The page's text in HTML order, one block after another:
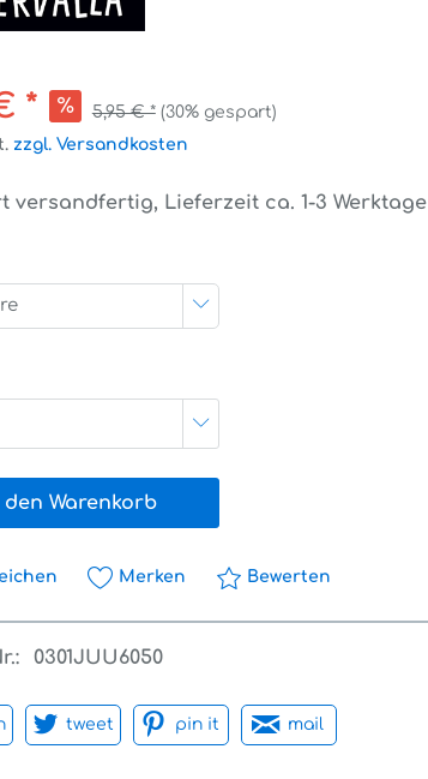
* 5,95 € * (30% gespart)
zzgl. Versandkosten
versandfertig, Lieferzeit ca. 1-3 Werktage
den Warenkorb
Merken Bewerten
0301JUU6050
tweet pin it mail